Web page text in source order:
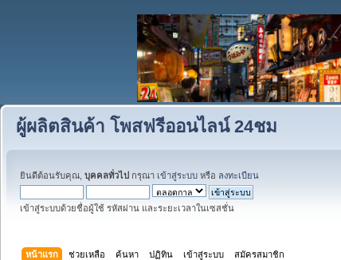
ผู้ผลิตสินค้า โพสฟรีออนไลน์ 24ชม
ยินดีต้อนรับคุณ, บุคคลทั่วไป กรุณา เข้าสู่ระบบ หรือ ลงทะเบียน
เข้าสู่ระบบด้วยชื่อผู้ใช้ รหัสผ่าน และระยะเวลาในเซสชั่น
หน้าแรก ช่วยเหลือ ค้นหา ปฏิทิน เข้าสู่ระบบ สมัครสมาชิก